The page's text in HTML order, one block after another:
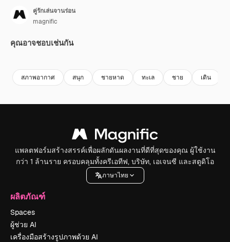
คู่รักเล่นจานร่อน
magnific
คุณอาจชอบเช่นกัน
สภาพอากาศ สนุก ชายหาด ทะเล ชาย เดิน
แพลตฟอร์มสร้างสรรค์เพื่อผลักดันผลงานที่ดีที่สุดของคุณ ผู้ใช้งาน
กว่า 1 ล้านราย ครอบคลุมทั้งครีเอทีฟ, บริษัท, เอเจนซี และสตูดิโอ
ภาษาไทย
ผลิตภัณฑ์
Spaces
ผู้ช่วย AI
เครื่องมือสร้างรูปภาพด้วย AI